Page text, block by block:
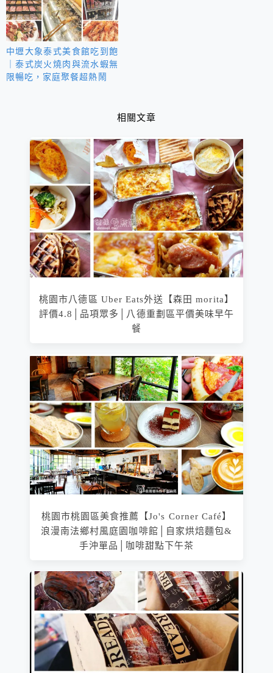
中壢大象泰式美食館吃到飽
｜泰式炭火燒肉與流水蝦無
限暢吃，家庭聚餐超熱鬧
相關文章
桃園市八德區 Uber Eats外送【森田 morita】
評價4.8│品項眾多│八德重劃區平價美味早午
餐
桃園市桃園區美食推薦【Jo's Corner Café】
浪漫南法鄉村風庭園咖啡館│自家烘焙麵包&
手沖單品│咖啡甜點下午茶